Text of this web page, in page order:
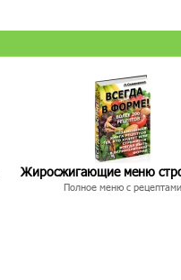
Жиросжигающие меню
Полное меню с рецептами